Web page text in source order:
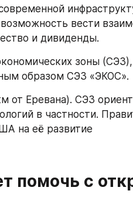
вести
и дивиденды.
зоны (СЭЗ),
образом СЭЗ «ЭКОС».
от Еревана). СЭЗ
в частности.
на её развитие
помочь с